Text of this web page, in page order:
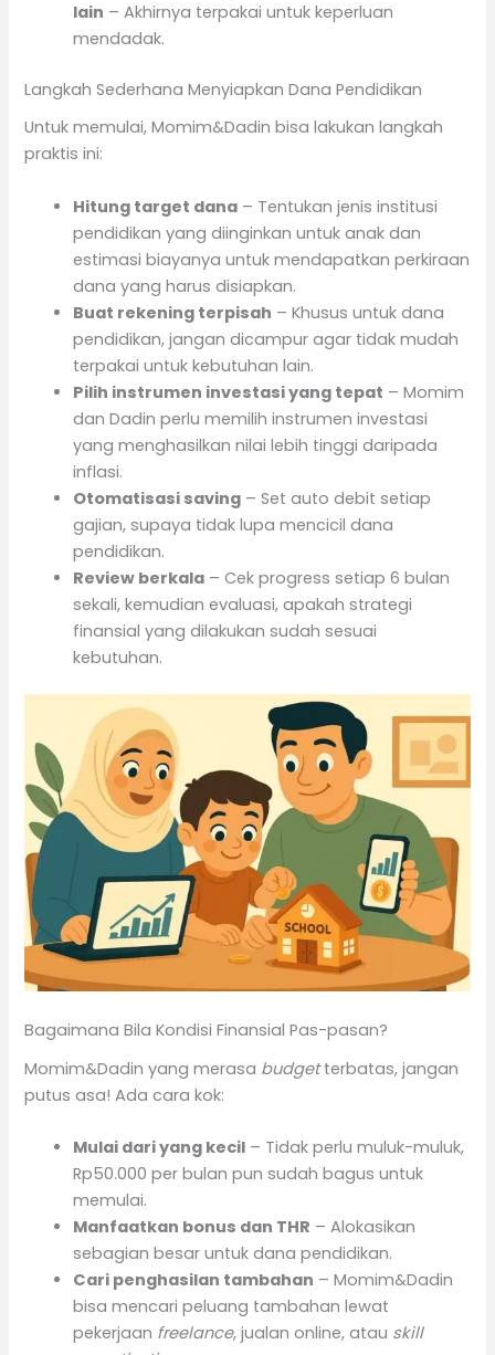
lain – Akhirnya terpakai untuk keperluan
mendadak.
Langkah Sederhana Menyiapkan Dana Pendidikan
Untuk memulai, Momim&Dadin bisa lakukan langkah
praktis ini:
Hitung target dana – Tentukan jenis institusi
pendidikan yang diinginkan untuk anak dan
estimasi biayanya untuk mendapatkan perkiraan
dana yang harus disiapkan.
Buat rekening terpisah – Khusus untuk dana
pendidikan, jangan dicampur agar tidak mudah
terpakai untuk kebutuhan lain.
Pilih instrumen investasi yang tepat – Momim
dan Dadin perlu memilih instrumen investasi
yang menghasilkan nilai lebih tinggi daripada
inflasi.
Otomatisasi saving – Set auto debit setiap
gajian, supaya tidak lupa mencicil dana
pendidikan.
Review berkala – Cek progress setiap 6 bulan
sekali, kemudian evaluasi, apakah strategi
finansial yang dilakukan sudah sesuai
kebutuhan.
Bagaimana Bila Kondisi Finansial Pas-pasan?
Momim&Dadin yang merasa budgetterbatas, jangan
putus asa! Ada cara kok:
Mulai dari yang kecil – Tidak perlu muluk-muluk,
Rp50.000 per bulan pun sudah bagus untuk
memulai.
Manfaatkan bonus dan THR – Alokasikan
sebagian besar untuk dana pendidikan.
Cari penghasilan tambahan – Momim&Dadin
bisa mencari peluang tambahan lewat
pekerjaan freelance, jualan online, atau skill